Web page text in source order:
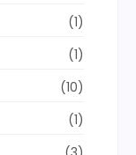
(1)
(1)
(10)
(1)